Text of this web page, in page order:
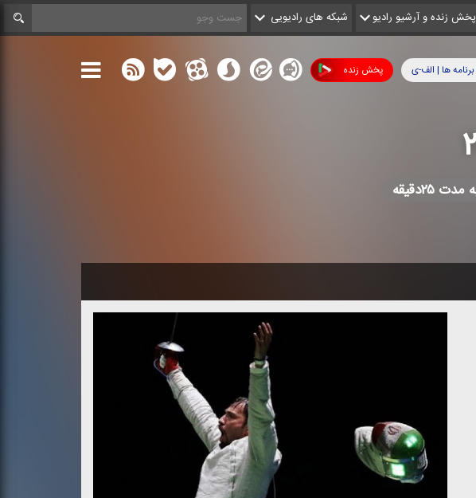
پخش زنده و آرشیو رادیو شبکه های رادیویی
پخش زنده برنامه ها | الف-ی